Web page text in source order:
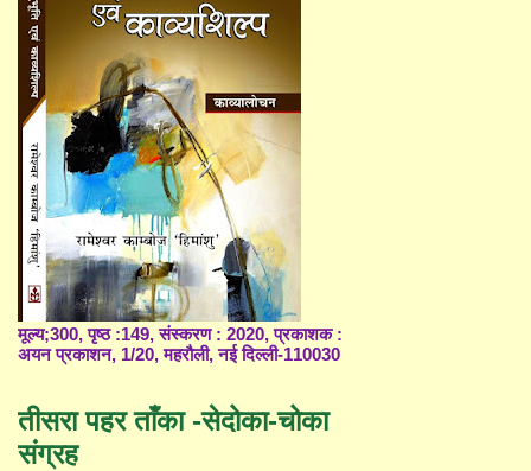
मूल्य;300, पृष्ठ :149, संस्करण : 2020, प्रकाशक :
अयन प्रकाशन, 1/20, महरौली, नई दिल्ली-110030
तीसरा पहर ताँका -सेदोका-चोका
संग्रह